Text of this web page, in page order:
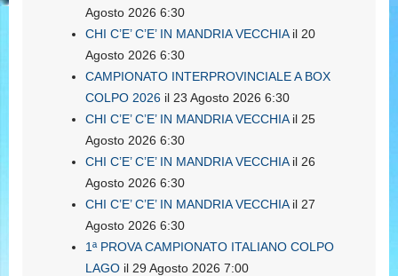
Agosto 2026 6:30
CHI C’E’ C’E’ IN MANDRIA VECCHIAil 20
Agosto 2026 6:30
CAMPIONATO INTERPROVINCIALE A BOX
COLPO 2026 il 23 Agosto 2026 6:30
CHI C’E’ C’E’ IN MANDRIA VECCHIAil 25
Agosto 2026 6:30
CHI C’E’ C’E’ IN MANDRIA VECCHIAil 26
Agosto 2026 6:30
CHI C’E’ C’E’ IN MANDRIA VECCHIAil 27
Agosto 2026 6:30
1ª PROVA CAMPIONATO ITALIANO COLPO
LAGO il 29 Agosto 2026 7:00